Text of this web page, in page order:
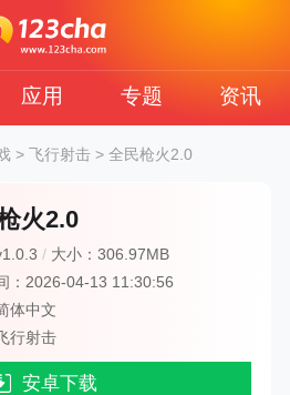
应用 专题 资讯
> 飞行射击 >全民枪火2.0
火2.0
/ 大小：306.97MB
：2026-04-13 11:30:56
体中文
行射击
安卓下载